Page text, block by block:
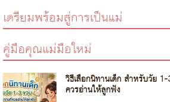
เตรียมพร้อมสู่การเป็นแม่
คู่มือคุณแม่มือใหม่
วิธีเลือกนิทานเด็ก สำหรับวัย
ควรอ่านให้ลูกฟัง